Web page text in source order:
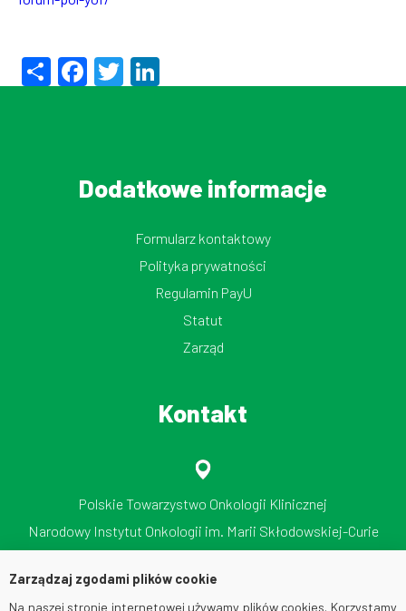
ShareFacebook
Twitter
Dodatkowe informacje
Formularz kontaktowy
Polityka prywatności
Regulamin PayU
Statut
Zarząd
Kontakt
Polskie Towarzystwo Onkologii Klinicznej
Narodowy Instytut Onkologii im. Marii Skłodowskiej-Curie
ul. Roentgena 5, 02-781 Warszawa
Zarządzaj zgodami plików cookie
Na naszej stronie internetowej używamy plików cookies. Korzystamy